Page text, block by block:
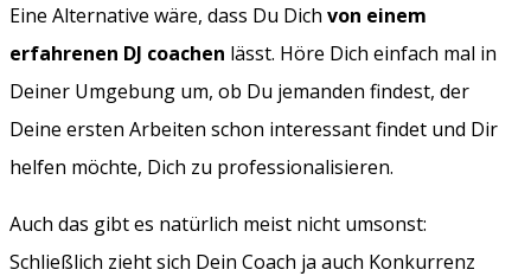
Eine Alternative wäre, dass Du Dich von einem
erfahrenen DJ coachen lässt. Höre Dich einfach mal in
Deiner Umgebung um, ob Du jemanden findest, der
Deine ersten Arbeiten schon interessant findet und Dir
helfen möchte, Dich zu professionalisieren.
Auch das gibt es natürlich meist nicht umsonst:
Schließlich zieht sich Dein Coach ja auch Konkurrenz